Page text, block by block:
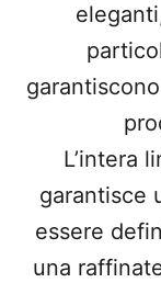
L’intera
garantisce
essere
una